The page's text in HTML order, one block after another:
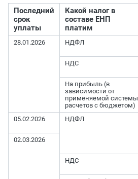
Последний
срок
уплаты
Какой налог в
составе ЕНП
платим
28.01.2026 НДФЛ
НДС
На прибыль (в
зависимости от
применяемой системы
расчетов с бюджетом)
05.02.2026 НДФЛ
02.03.2026
НДС